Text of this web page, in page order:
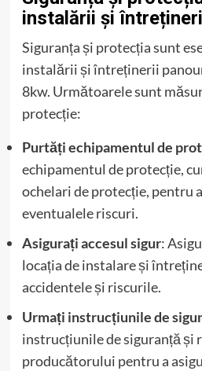
instalării și
Siguranța și protecția sunt
instalării și întreținerii
8kw. Următoarele sunt
protecție:
Purtăți echipamentul de
echipamentul de protecție,
ochelari de protecție, pentru
eventualele riscuri.
Asigurați accesul sigur:
locația de instalare și
accidentele și riscurile.
Urmați instrucțiunile de
instrucțiunile de siguranță și
producătorului pentru a